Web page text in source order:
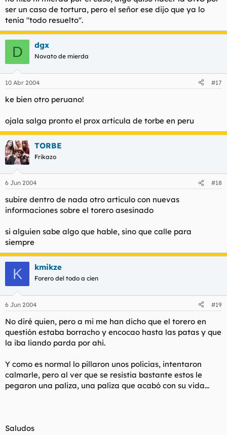
ser un caso de tortura, pero el señor ese dijo que ya lo
tenía "todo resuelto".
D dgx
Novato de mierda
10 Abr 2004 #17
ke bien otro peruano!
ojala salga pronto el prox articula de torbe en peru
TORBE
Frikazo
6 Jun 2004 #18
subire dentro de nada otro articulo con nuevas
informaciones sobre el torero asesinado
si alguien sabe algo que hable, sino que calle para
siempre
K kmikze
Forero del todo a cien
6 Jun 2004 #19
No diré quien, pero a mi me han dicho que el torero en
questión estaba borracho y encocao hasta las patas y que
la iba liando parda por ahi.
Y como es normal lo pillaron unos policias, intentaron
calmarle, pero al ver que se resistia bastante estos le
pegaron una paliza, una paliza que acabó con su vida...
Saludos